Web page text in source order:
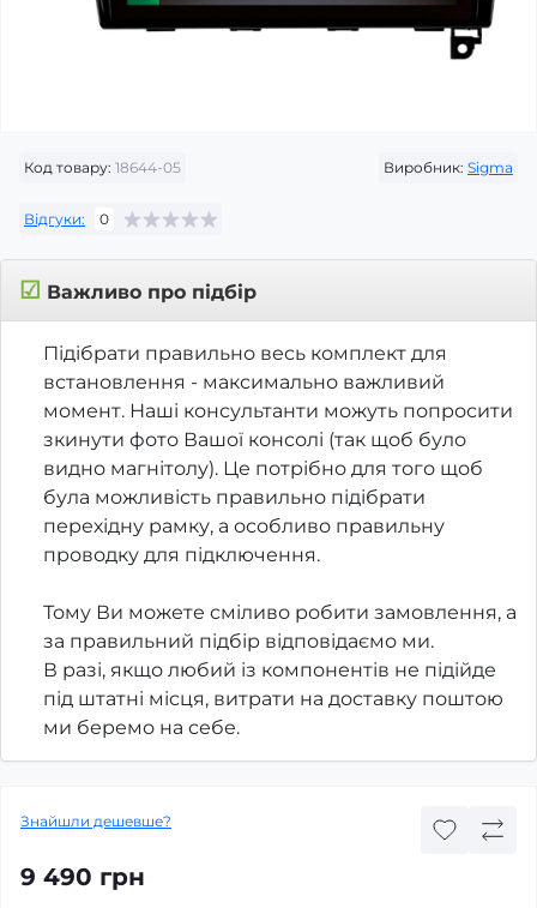
Код товару: 18644-05 Виробник: Sigma
Відгуки: 0
☑ Важливо про підбір
Підібрати правильно весь комплект для
встановлення - максимально важливий
момент. Наші консультанти можуть попросити
зкинути фото Вашої консолі (так щоб було
видно магнітолу). Це потрібно для того щоб
була можливість правильно підібрати
перехідну рамку, а особливо правильну
проводку для підключення.
Тому Ви можете сміливо робити замовлення, а
за правильний підбір відповідаємо ми.
В разі, якщо любий із компонентів не підійде
під штатні місця, витрати на доставку поштою
ми беремо на себе.
Знайшли дешевше?
9 490 грн